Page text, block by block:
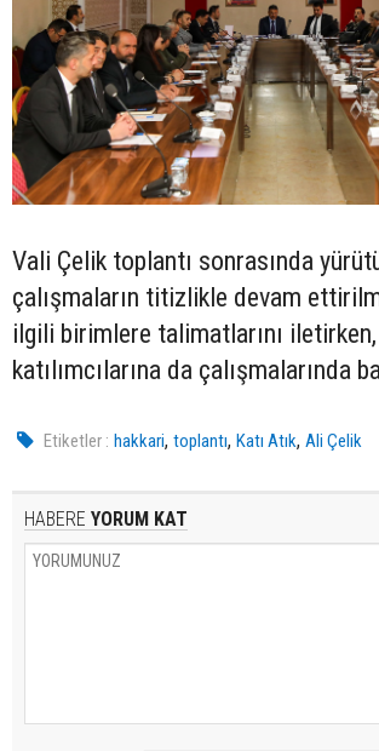
Vali Çelik toplantı sonrasında
çalışmaların titizlikle devam
ilgili birimlere talimatlarını
katılımcılarına da çalışmalarında
Etiketler : hakkari,toplantı,Katı Atık,Ali Çelik
HABERE YORUM KAT